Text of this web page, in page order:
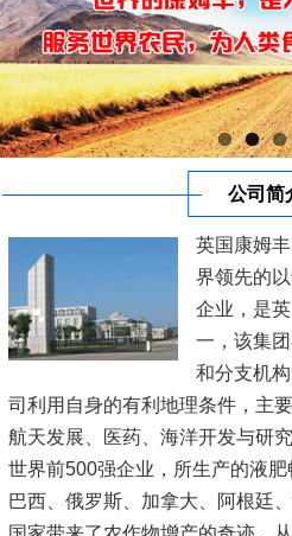
公司简
英国康姆
界领先的
企业，是
一，该集
和分支机
司利用自身的有利地理条件，主
航天发展、医药、海洋开发与研
世界前500强企业，所生产的液肥
巴西、俄罗斯、加拿大、阿根廷